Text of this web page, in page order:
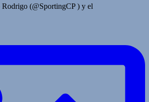
Rodrigo (@SportingCP ) y el